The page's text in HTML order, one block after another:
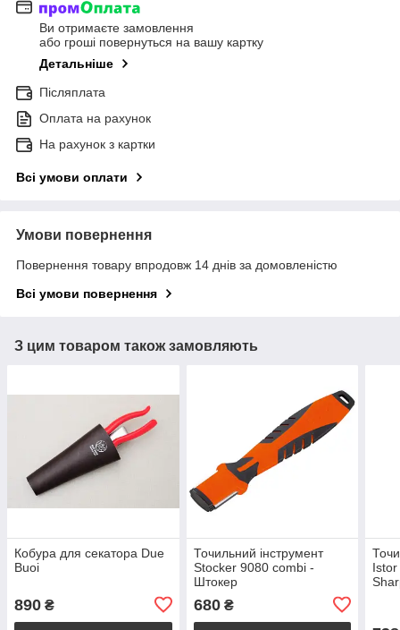
Ви отримаєте замовлення
або гроші повернуться на вашу картку
Детальніше
Післяплата
Оплата на рахунок
На рахунок з картки
Всі умови оплати
Умови повернення
Повернення товару впродовж 14 днів за домовленістю
Всі умови повернення
З цим товаром також замовляють
Кобура для секатора Due
Buoi
890 ₴
Точильний інструмент
Stocker 9080 combi -
Штокер
680₴